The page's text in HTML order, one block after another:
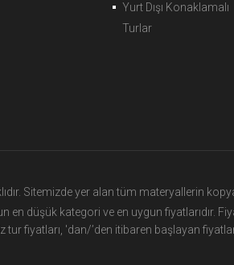
Yurt Dışı Konaklamalı
Turlar
Sitemizde yer alan tüm materyallerin
en düşük kategori ve en uygun fiyatlarıdır.
tur fiyatları, 'dan/’den itibaren başlayan